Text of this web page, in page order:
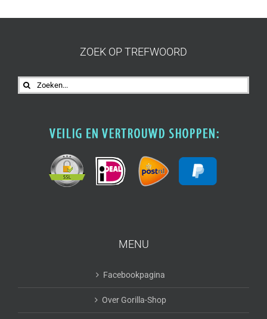
ZOEK OP TREFWOORD
Zoeken
naar:
MENU
Facebookpagina
Over Gorilla-Shop